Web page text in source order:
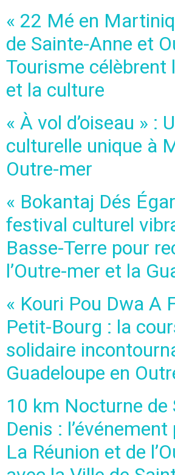
« 22 Mé en
de Sainte-Anne et
Tourisme célèbrent
et la culture
« À vol d’oiseau » :
culturelle unique à
Outre-mer
« Bokantaj Dés
festival culturel
Basse-Terre pour
l’Outre-mer et la
« Kouri Pou Dwa A
Petit-Bourg : la
solidaire
Guadeloupe en
10 km Nocturne de
Denis :
La Réunion et de